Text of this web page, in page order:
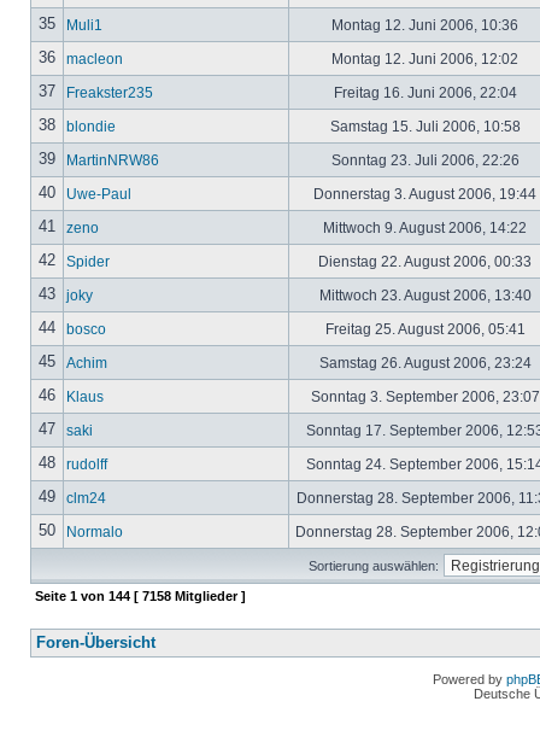
35 Muli1 Montag 12. Juni 2006, 10:36
36 macleon Montag 12. Juni 2006, 12:02
37 Freakster235 Freitag 16. Juni 2006, 22:04
38 blondie Samstag 15. Juli 2006, 10:58
39 MartinNRW86 Sonntag 23. Juli 2006, 22:26
40 Uwe-Paul Donnerstag 3. August 2006, 19:44
41 zeno Mittwoch 9. August 2006, 14:22
42 Spider Dienstag 22. August 2006, 00:33
43 joky Mittwoch 23. August 2006, 13:40
44 bosco Freitag 25. August 2006, 05:41
45 Achim Samstag 26. August 2006, 23:24
46 Klaus Sonntag 3. September 2006,
47 saki Sonntag 17. September 2006,
48 rudolff Sonntag 24. September 2006,
49 clm24 Donnerstag 28. September 2006,
50 Normalo Donnerstag 28. September 2006,
Sortierung auswählen:
Seite 1 von 144 [ 7158 Mitglieder ]
Foren-Übersicht
Powered by
Deutsche